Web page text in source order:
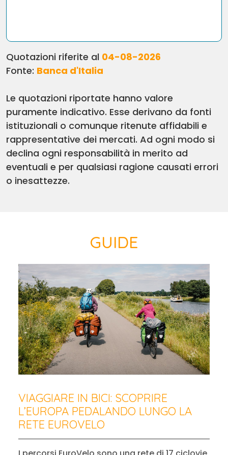
Quotazioni riferite al 04-08-2026
Fonte: Banca d'Italia
Le quotazioni riportate hanno valore
puramente indicativo. Esse derivano da fonti
istituzionali o comunque ritenute affidabili e
rappresentative dei mercati. Ad ogni modo si
declina ogni responsabilità in merito ad
eventuali e per qualsiasi ragione causati errori
o inesattezze.
GUIDE
VIAGGIARE IN BICI: SCOPRIRE
L’EUROPA PEDALANDO LUNGO LA
RETE EUROVELO